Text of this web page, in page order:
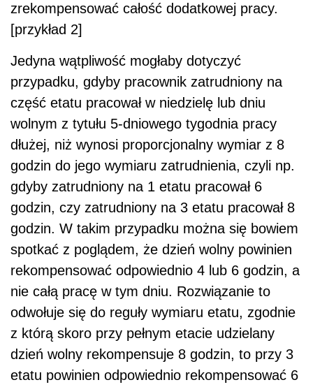
zrekompensować całość dodatkowej pracy.
[przykład 2]
Jedyna wątpliwość mogłaby dotyczyć
przypadku, gdyby pracownik zatrudniony na
część etatu pracował w niedzielę lub dniu
wolnym z tytułu 5-dniowego tygodnia pracy
dłużej, niż wynosi proporcjonalny wymiar z 8
godzin do jego wymiaru zatrudnienia, czyli np.
gdyby zatrudniony na 1 etatu pracował 6
godzin, czy zatrudniony na 3 etatu pracował 8
godzin. W takim przypadku można się bowiem
spotkać z poglądem, że dzień wolny powinien
rekompensować odpowiednio 4 lub 6 godzin, a
nie całą pracę w tym dniu. Rozwiązanie to
odwołuje się do reguły wymiaru etatu, zgodnie
z którą skoro przy pełnym etacie udzielany
dzień wolny rekompensuje 8 godzin, to przy 3
etatu powinien odpowiednio rekompensować 6